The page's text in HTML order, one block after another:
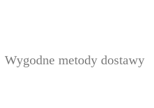
Wygodne metody dostawy